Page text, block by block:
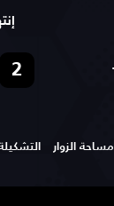
2
مساحة الزوار